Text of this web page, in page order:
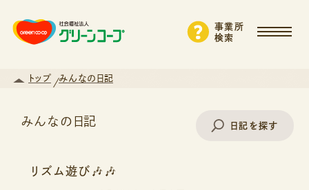
事業所
検索
トップ みんなの日記
みんなの日記 日記を探す
リズム遊び🎶🎶